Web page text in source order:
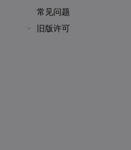
常见问题
旧版许可